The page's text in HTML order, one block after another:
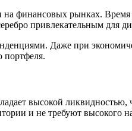
на финансовых рынках.
привлекательным для
Даже при
портфеля.
высокой
и не требуют высокого